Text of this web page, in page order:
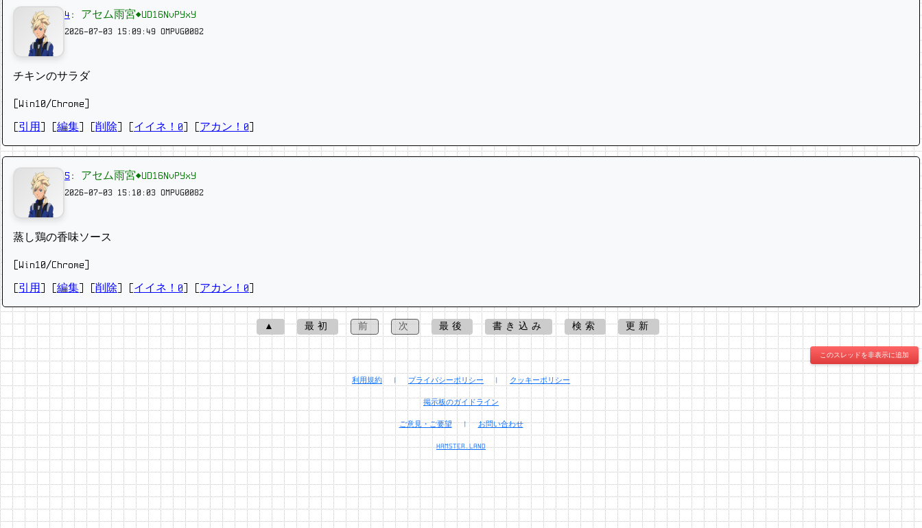
4 : アセム雨宮◆UD16NvPYxY
2026-07-03 15:09:49 OMPVG0082
チキンのサラダ
[Win10/Chrome]
引用 編集 削除 イイネ！0 アカン！0
5 : アセム雨宮◆UD16NvPYxY
2026-07-03 15:10:03 OMPVG0082
蒸し鶏の香味ソース
[Win10/Chrome]
引用 編集 削除 イイネ！0 アカン！0
▲ 最初 前 次 最後 書き込み 検索 更新
このスレッドを非表示に追加
利用規約 | プライバシーポリシー | クッキーポリシー
掲示板のガイドライン
ご意見・ご要望 | お問い合わせ
HAMSTER.LAND